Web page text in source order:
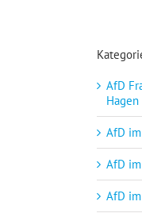
AfD
Hagen
AfD
AfD
AfD